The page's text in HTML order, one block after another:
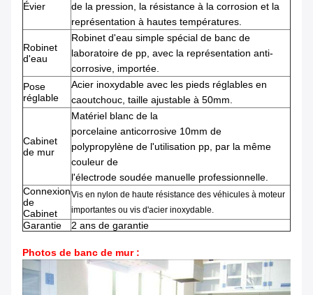
Évier
de la pression, la résistance à la corrosion et la
représentation à hautes températures.
Robinet
d'eau
Robinet d'eau simple spécial de banc de
laboratoire de pp, avec la représentation anti-
corrosive, importée.
Pose
réglable
Acier inoxydable avec les pieds réglables en
caoutchouc, taille ajustable à 50mm.
Cabinet
de mur
Matériel blanc de la
porcelaine anticorrosive 10mm de
polypropylène de l'utilisation pp, par la même
couleur de
l'électrode soudée manuelle professionnelle.
Connexion
de
Cabinet
Vis en nylon de haute résistance des véhicules à moteur
importantes ou vis d'acier inoxydable.
Garantie 2 ans de garantie
Photos de banc de mur :